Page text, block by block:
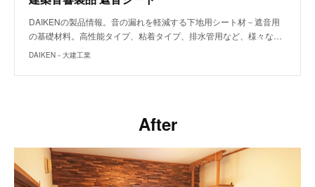
DAIKENの製品情報。音の漏れを軽減する下地用シート材－遮音用
の基礎材料。高性能タイプ、粘着タイプ、排水管用など、様々な…
DAIKEN－大建工業
After